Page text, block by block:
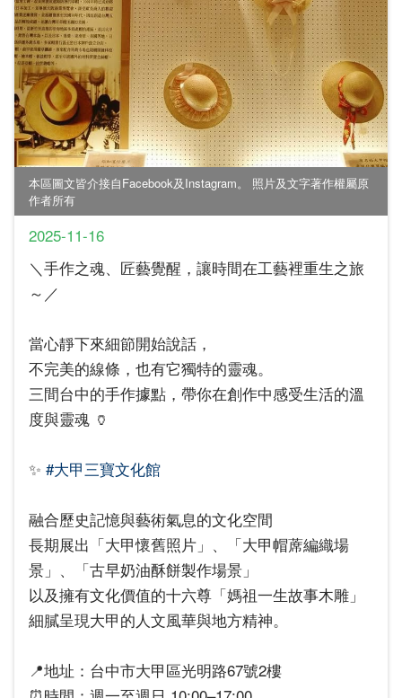
本區圖文皆介接自Facebook及Instagram。 照片及文字著作權屬原
作者所有
2025-11-16
＼手作之魂、匠藝覺醒，讓時間在工藝裡重生之旅
～／
當心靜下來細節開始說話，
不完美的線條，也有它獨特的靈魂。
三間台中的手作據點，帶你在創作中感受生活的溫
度與靈魂 🏺
✨ #大甲三寶文化館
融合歷史記憶與藝術氣息的文化空間
長期展出「大甲懷舊照片」、「大甲帽蓆編織場
景」、「古早奶油酥餅製作場景」
以及擁有文化價值的十六尊「媽祖一生故事木雕」
細膩呈現大甲的人文風華與地方精神。
📍地址：台中市大甲區光明路67號2樓